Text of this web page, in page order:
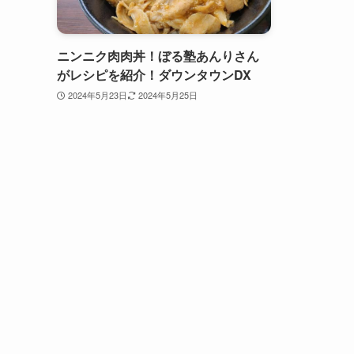
ニンニク肉肉丼！ぼる塾あんりさん
がレシピを紹介！ダウンタウンDX
2024年5月23日 2024年5月25日